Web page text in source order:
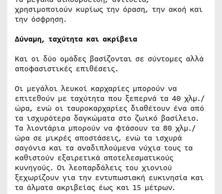
χρησιμοποιούν κυρίως την όραση, την ακοή και
την όσφρηση.
Δύναμη, ταχύτητα και ακρίβεια
Και οι δύο ομάδες βασίζονται σε σύντομες αλλά
αποφασιστικές επιθέσεις.
Οι μεγάλοι λευκοί καρχαρίες μπορούν να
επιτεθούν με ταχύτητα που ξεπερνά τα 40 χλμ./
ώρα, ενώ οι ταυροκαρχαρίες διαθέτουν ένα από
τα ισχυρότερα δαγκώματα στο ζωικό βασίλειο.
Τα λιοντάρια μπορούν να φτάσουν τα 80 χλμ./
ώρα σε μικρές αποστάσεις, ενώ τα ισχυρά
σαγόνια και τα αναδιπλούμενα νύχια τους τα
καθιστούν εξαιρετικά αποτελεσματικούς
κυνηγούς. Οι λεοπαρδάλεις του χιονιού
ξεχωρίζουν για την εντυπωσιακή ευκινησία και
τα άλματα ακριβείας έως και 15 μέτρων.